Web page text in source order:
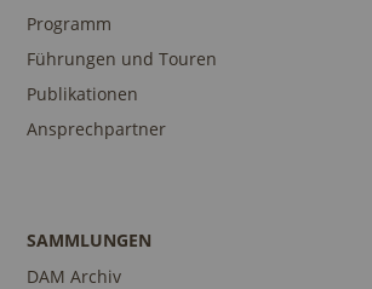
Programm
Führungen und Touren
Publikationen
Ansprechpartner
SAMMLUNGEN
DAM Archiv